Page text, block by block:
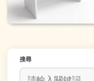
搜尋